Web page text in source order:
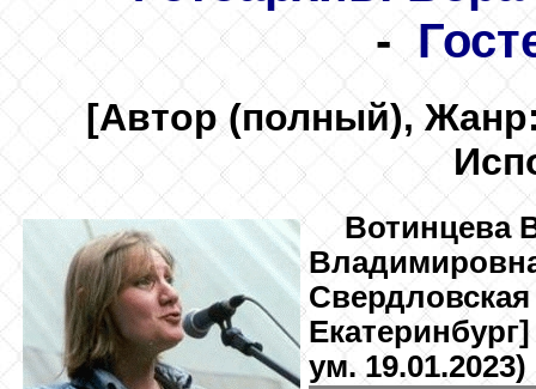
-
[Автор (полный),
Вотинцева
ум. 19.01.2023)